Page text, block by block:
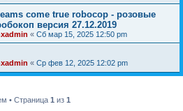
come true robocop - розовые
версия 27.12.2019
« Сб мар 15, 2025 12:50 pm
« Ср фев 12, 2025 12:02 pm
• Страница 1 из 1